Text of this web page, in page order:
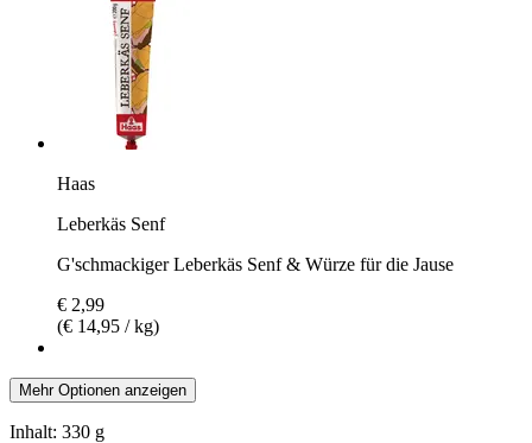
Haas
Leberkäs Senf
G'schmackiger Leberkäs Senf & Würze für die Jause
€ 2,99
(€ 14,95 / kg)
Mehr Optionen anzeigen
Inhalt: 330 g